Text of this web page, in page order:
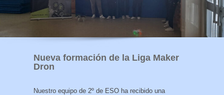
Nueva formación de la Liga Maker
Dron
Nuestro equipo de 2º de ESO ha recibido una